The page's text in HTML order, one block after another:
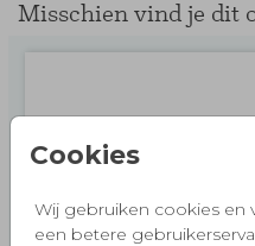
Cookies
Wij gebruiken cookies en
een betere
Misschien vind je dit